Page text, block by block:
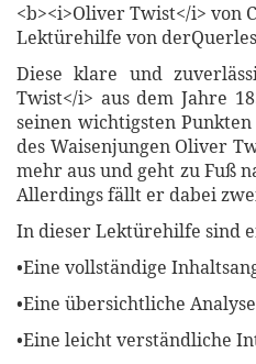
<b><i>Oliver Twist</i> von
Lektürehilfe von
Diese klare und
Twist</i> aus dem Jahre
seinen wichtigsten
des Waisenjungen Oliver
mehr aus und geht zu Fuß
Allerdings fällt er dabei
In dieser Lektürehilfe sind
•Eine vollständige
•Eine übersichtliche
•Eine leicht verständliche